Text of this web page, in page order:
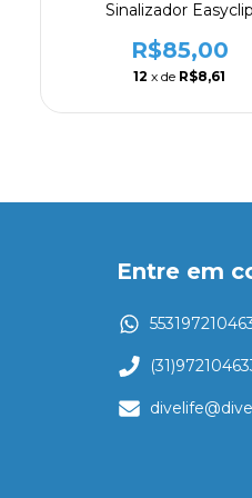
Sinalizador Easyclip
R$85,00
12 x de R$8,61
Entre em